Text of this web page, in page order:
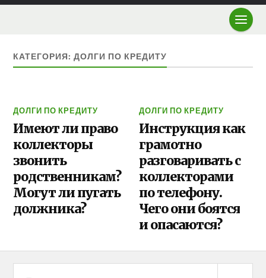
КАТЕГОРИЯ: ДОЛГИ ПО КРЕДИТУ
ДОЛГИ ПО КРЕДИТУ
Имеют ли право
коллекторы
звонить
родственникам?
Могут ли пугать
должника?
ДОЛГИ ПО КРЕДИТУ
Инструкция как
грамотно
разговаривать с
коллекторами
по телефону.
Чего они боятся
и опасаются?